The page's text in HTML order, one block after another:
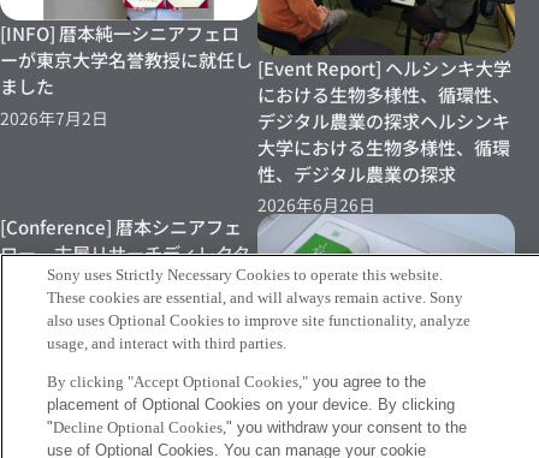
[INFO] 暦本純一シニアフェロ
ーが東京大学名誉教授に就任し
ました
2026年7月2日
[Event Report] ヘルシンキ大学
における生物多様性、循環性、
デジタル農業の探求ヘルシンキ
大学における生物多様性、循環
性、デジタル農業の探求
2026年6月26日
[Conference] 暦本シニアフェ
ロー、古屋リサーチディレクタ
ーらによる論文が ACM DIS
2026にて発表されました
2026年6月22日
[INFO] Sony Chinaによる、
Synecocultureを活用した緑茶
製品の発表に舩橋リサーチディ
Sony uses Strictly Necessary Cookies to operate this website.
These cookies are essential, and will always remain active. Sony
also uses Optional Cookies to improve site functionality, analyze
usage, and interact with third parties.
By clicking "Accept Optional Cookies,"you agree to the
placement of Optional Cookies on your device. By clicking
"Decline Optional Cookies," you withdraw your consent to the
use of Optional Cookies. You can manage your cookie